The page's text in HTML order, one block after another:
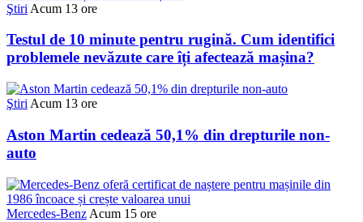
Ştiri Acum 13 ore
Testul de 10 minute pentru rugină. Cum identifici
problemele nevăzute care îți afectează mașina?
Ştiri Acum 13 ore
Aston Martin cedează 50,1% din drepturile non-
auto
Mercedes-Benz Acum 15 ore